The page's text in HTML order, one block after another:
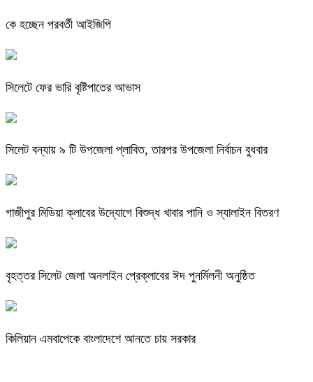
কে হচ্ছেন পরবর্তী আইজিপি
সিলেটে ফের ভারি বৃষ্টিপাতের আভাস
সিলেট বন্যায় ৯ টি উপজেলা প্লাবিত, তারপর উপজেলা নির্বাচন বুধবার
গাজীপুর মিডিয়া ক্লাবের উদ্যোগে বিশুদ্ধ খাবার পানি ও স্যালাইন বিতরণ
বৃহত্তর সিলেট জেলা অনলাইন প্রেক্লাবের ঈদ পুনর্মিলনী অনুষ্ঠিত
কিলিয়ান এমবাপেকে বাংলাদেশে আনতে চায় সরকার